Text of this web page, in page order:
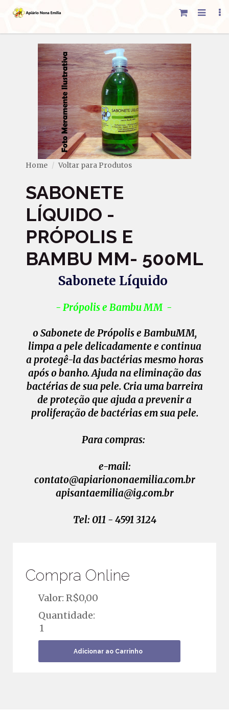
Home Voltar para Produtos
SABONETE
LÍQUIDO -
PRÓPOLIS E
BAMBU MM- 500ML
Sabonete Líquido
- Própolis e Bambu MM -
o Sabonete de Própolis e BambuMM,
limpa a pele delicadamente e continua
a protegê-la das bactérias mesmo horas
após o banho. Ajuda na eliminação das
bactérias de sua pele. Cria uma barreira
de proteção que ajuda a prevenir a
proliferação de bactérias em sua pele.
Para compras:
e-mail:
contato@apiariononaemilia.com.br
apisantaemilia@ig.com.br
Tel: 011 - 4591 3124
Compra Online
Valor: R$0,00
Quantidade: